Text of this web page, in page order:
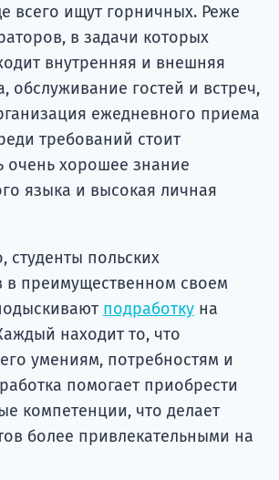
всего ищут горничных. Реже
в задачи которых
внутренняя и внешняя
обслуживание гостей и встреч,
ежедневного приема
требований стоит
очень хорошее знание
языка и высокая личная
студенты польских
в преимущественном своем
подработку на
находит то, что
его умениям, потребностям и
помогает приобрести
компетенции, что делает
более привлекательными на